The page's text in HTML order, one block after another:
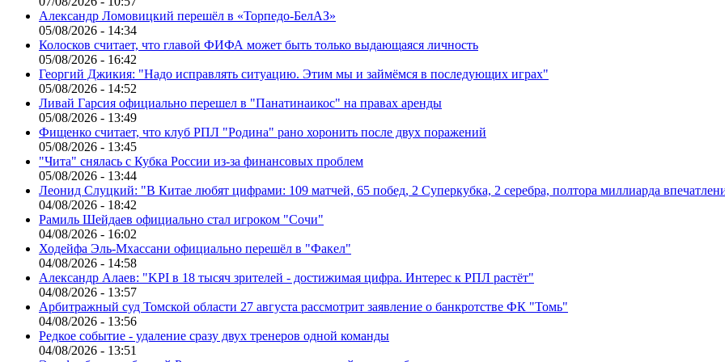
Александр Ломовицкий перешёл в «Торпедо-БелАЗ»
05/08/2026 - 14:34
Колосков считает, что главой ФИФА может быть только выдающаяся личность
05/08/2026 - 16:42
Георгий Джикия: "Надо исправлять ситуацию. Этим мы и займёмся в последующих играх"
05/08/2026 - 14:52
Ливай Гарсия официально перешел в "Панатинаикос" на правах аренды
05/08/2026 - 13:49
Фищенко считает, что клуб РПЛ "Родина" рано хоронить после двух поражений
05/08/2026 - 13:45
"Чита" снялась с Кубка России из-за финансовых проблем
05/08/2026 - 13:44
Леонид Слуцкий: "В Китае любят цифрами: 109 матчей, 65 побед, 2 Суперкубка, 2 серебра, полтора миллиарда
04/08/2026 - 18:42
Рамиль Шейдаев официально стал игроком "Сочи"
04/08/2026 - 16:02
Ходейфа Эль-Мхассани официально перешёл в "Факел"
04/08/2026 - 14:58
Александр Алаев: "KPI в 18 тысяч зрителей - достижимая цифра. Интерес к РПЛ растёт"
04/08/2026 - 13:57
Арбитражный суд Томской области 27 августа рассмотрит заявление о банкротстве ФК "Томь"
04/08/2026 - 13:56
Редкое событие - удаление сразу двух тренеров одной команды
04/08/2026 - 13:51